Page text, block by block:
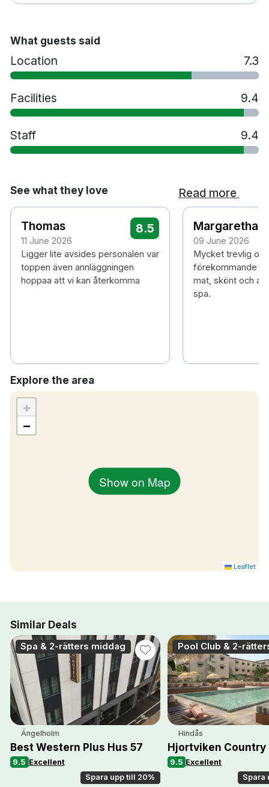
Spelrum med biljard, pingis, shuffleboard och
Restaurang med säsongsanpassad meny
Spjälsäng mot en avgift - måste bokas i förväg
Djurvänliga rum – måste förbokas mot extra
kostnad
Handikappanpassade rum - måste förbokas
Gratis parkering
Rökfritt
What guests said
Location 7.3
Facilities 9.4
Staff 9.4
See what they love Read more
Thomas
11 June 2026
8.5
Ligger lite avsides personalen var
toppen även annläggningen
hoppaa att vi kan återkomma
Margaretha
09 June 2026
Mycket trevlig och
förekommande
mat, skönt och
spa.
Explore the area
Show on Map
+
−
Leaflet
Similar Deals
Spa & 2-rätters middag
Ängelholm
Best Western Plus Hus 57
9.5 Excellent
Spara upp till 20%
Pool Club & 2-
Hindås
Hjortviken Country
9.5 Excellent
Spara